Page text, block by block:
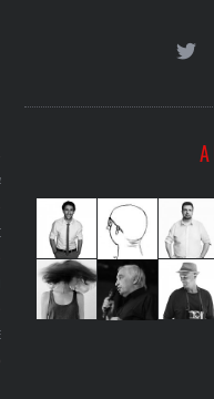
CARAVELLE
PODCAST